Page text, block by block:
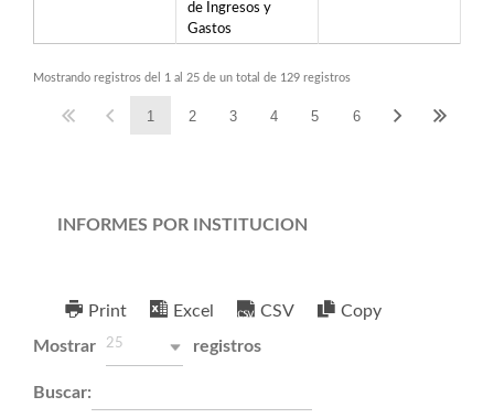
de Ingresos y
Gastos
Mostrando registros del 1 al 25 de un total de 129 registros
1 2 3 4 5 6
INFORMES POR INSTITUCION
Print Excel CSV
Copy
Mostrar
25 registros
Buscar: